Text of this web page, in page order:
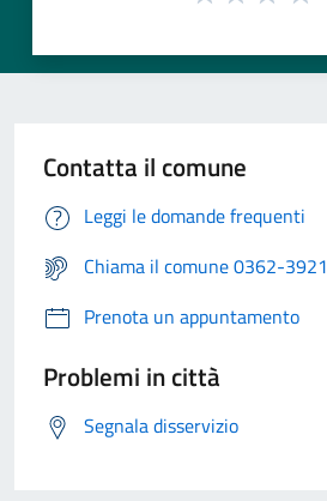
Contatta il comune
Leggi le domande frequenti
Chiama il comune 0362-3921
Prenota un appuntamento
Problemi in città
Segnala disservizio